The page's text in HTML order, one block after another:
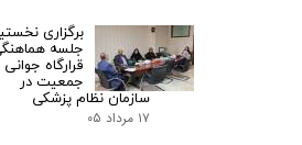
برگزاری
جلسه
قرارگاه جوانی
جمعیت در
سازمان نظام پزشکی
۱۷ مرداد ۰۵